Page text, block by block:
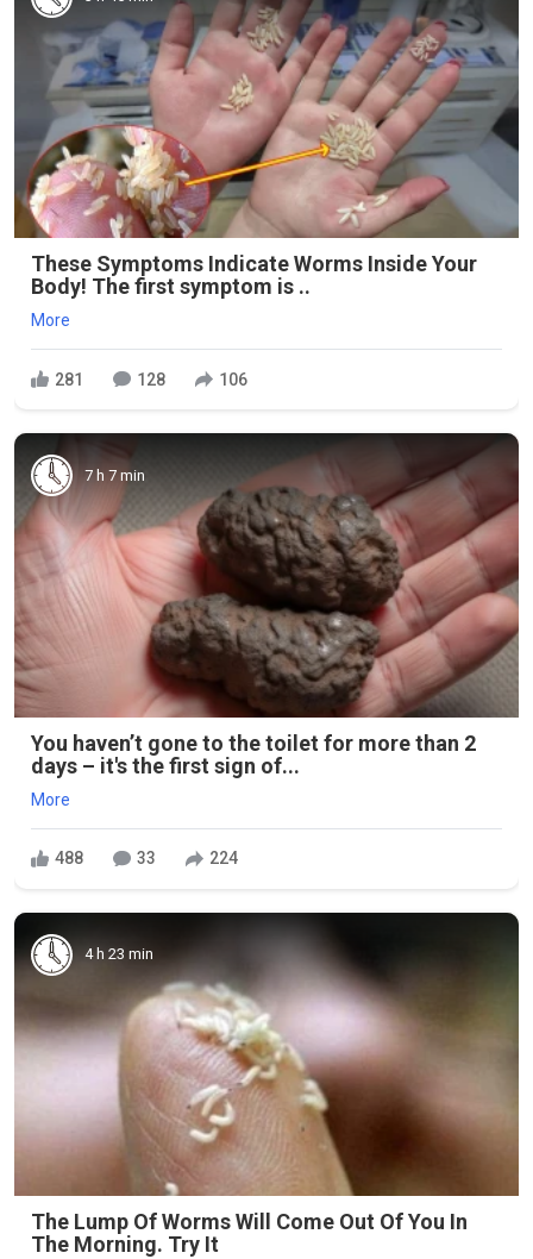
These Symptoms Indicate Worms Inside Your
Body! The first symptom is ..
More
281 128 106
7 h 7 min
You haven’t gone to the toilet for more than 2
days – it's the first sign of...
More
488 33 224
4 h 23 min
The Lump Of Worms Will Come Out Of You In
The Morning. Try It